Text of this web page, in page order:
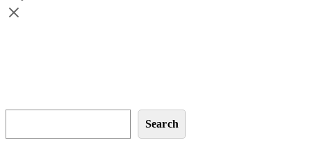
Search